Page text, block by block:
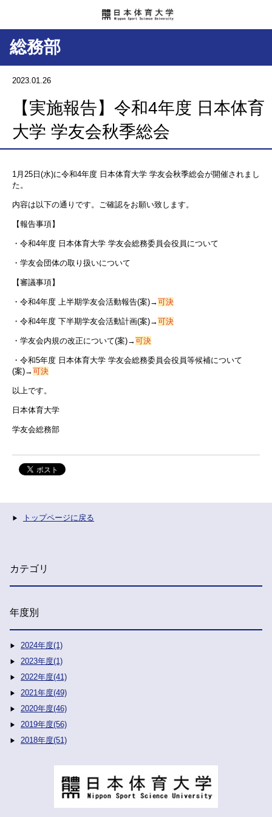
総務部
2023.01.26
【実施報告】令和4年度 日本体育
大学 学友会秋季総会
1月25日(水)に令和4年度 日本体育大学 学友会秋季総会が開催されまし
た。
内容は以下の通りです。ご確認をお願い致します。
【報告事項】
・令和4年度 日本体育大学 学友会総務委員会役員について
・学友会団体の取り扱いについて
【審議事項】
・令和4年度 上半期学友会活動報告(案)→可決
・令和4年度 下半期学友会活動計画(案)→可決
・学友会内規の改正について(案)→可決
・令和5年度 日本体育大学 学友会総務委員会役員等候補について
(案)→可決
以上です。
日本体育大学
学友会総務部
トップページに戻る
カテゴリ
年度別
2024年度(1)
2023年度(1)
2022年度(41)
2021年度(49)
2020年度(46)
2019年度(56)
2018年度(51)